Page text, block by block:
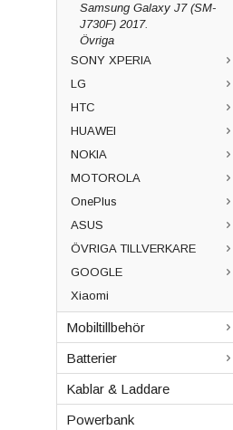
Samsung Galaxy J7 (SM-
J730F) 2017.
Övriga
SONY XPERIA
LG
HTC
HUAWEI
NOKIA
MOTOROLA
OnePlus
ASUS
ÖVRIGA TILLVERKARE
GOOGLE
Xiaomi
Mobiltillbehör
Batterier
Kablar & Laddare
Powerbank